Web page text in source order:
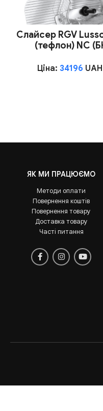
Слайсер RGV
(тефлон) NC
Ціна:34196 UAH
ЯК МИ ПРАЦЮЄМО
Методи оплати
Повернення коштів
Повернення товару
Доставка товару
Часті питання